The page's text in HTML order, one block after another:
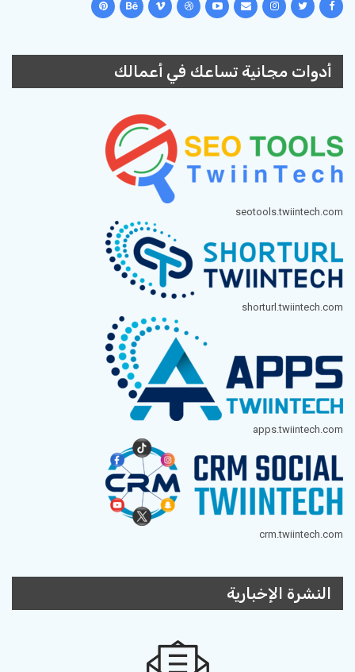
أدوات مجانية تساعك في أعمالك
seotools.twiintech.com
shorturl.twiintech.com
apps.twiintech.com
crm.twiintech.com
النشرة الإخبارية